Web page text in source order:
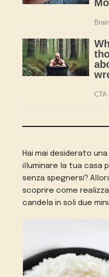
Hai mai desiderato
illuminare la tua casa
senza spegnersi?
scoprire come
candela in soli due